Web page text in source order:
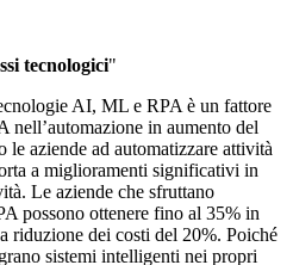
tecnologici"
AI, ML e RPA è un fattore
nell’automazione in aumento del
le aziende ad automatizzare attività
a miglioramenti significativi in
Le aziende che sfruttano
possono ottenere fino al 35% in
riduzione dei costi del 20%. Poiché
sistemi intelligenti nei propri